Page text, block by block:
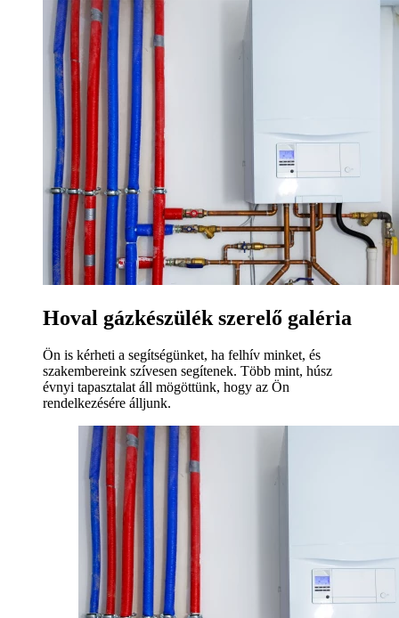
Hoval gázkészülék szerelő galéria
Ön is kérheti a segítségünket, ha felhív minket, és
szakembereink szívesen segítenek. Több mint, húsz
évnyi tapasztalat áll mögöttünk, hogy az Ön
rendelkezésére álljunk.